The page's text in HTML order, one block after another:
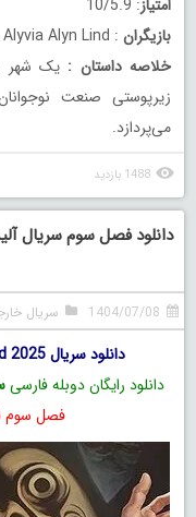
امتیاز: 10/5.9
بازیگران : Mae Martin, Toni Collette, Alyvia Alyn Lind
خلاصه داستان : یک شهر
زیرپوستی صنعت
می‌پردازد.
1488 بازدید
1404/07/08 سریال
دانلود سریال Alice in Borderland 2025 با لینک مستقیم
دانلود رایگان دوبله فارسی
فصل سوم قسمت 6